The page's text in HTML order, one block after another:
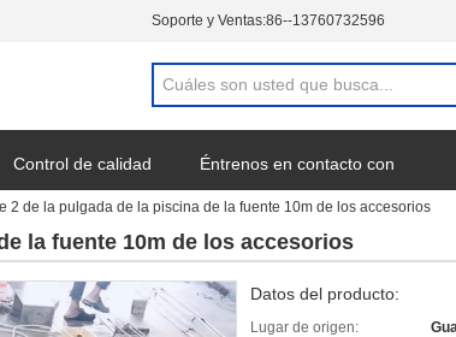
Soporte y Ventas:86--13760732596
Control de calidad Éntrenos en contacto con
2 de la pulgada de la piscina de la fuente 10m de los accesorios
la fuente 10m de los accesorios
Datos del producto:
Lugar de origen: